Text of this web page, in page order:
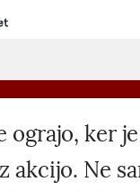
ker
akcijo. Ne